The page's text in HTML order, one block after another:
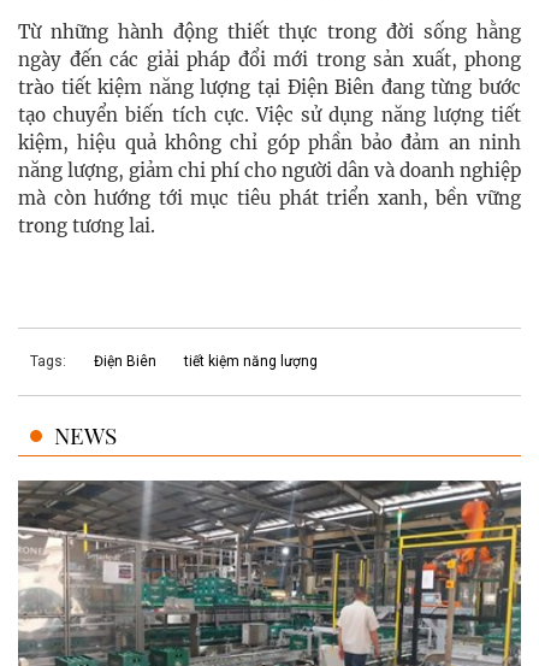
Từ những hành động thiết thực trong đời sống hằng
ngày đến các giải pháp đổi mới trong sản xuất, phong
trào tiết kiệm năng lượng tại Điện Biên đang từng bước
tạo chuyển biến tích cực. Việc sử dụng năng lượng tiết
kiệm, hiệu quả không chỉ góp phần bảo đảm an ninh
năng lượng, giảm chi phí cho người dân và doanh nghiệp
mà còn hướng tới mục tiêu phát triển xanh, bền vững
trong tương lai.
Tags: Điện Biên tiết kiệm năng lượng
NEWS